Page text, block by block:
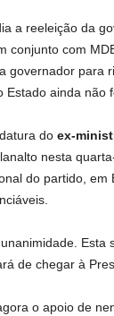
a reeleição da
conjunto com
governador para
ainda não
do ex-
nesta
do partido, em
Esta
de chegar à
o apoio de